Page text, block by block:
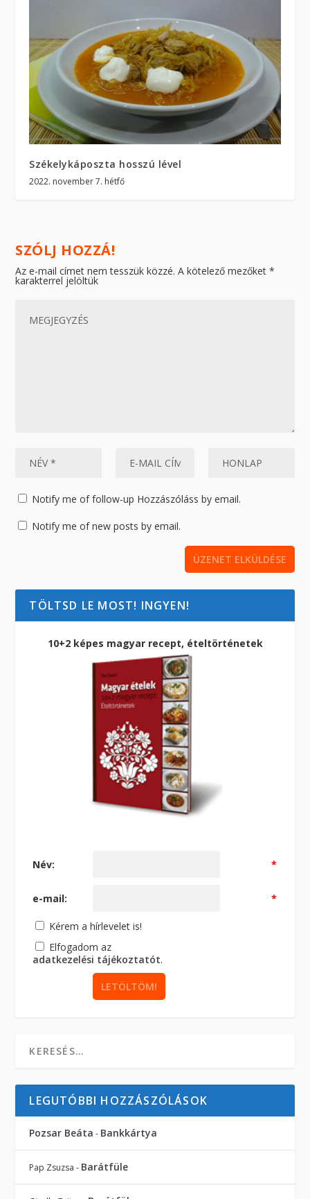
Székelykáposzta hosszú lével
2022. november 7. hétfő
SZÓLJ HOZZÁ!
Az e-mail címet nem tesszük közzé. A kötelező mezőket*
karakterrel jelöltük
Notify me of follow-up Hozzászóláss by email.
Notify me of new posts by email.
TÖLTSD LE MOST! INGYEN!
10+2 képes magyar recept, ételtörténetek
Név: *
e-mail: *
Kérem a hírlevelet is!
Elfogadom az
adatkezelési tájékoztatót.
LEGUTÓBBI HOZZÁSZÓLÁSOK
Pozsar Beáta - Bankkártya
Pap Zsuzsa - Barátfüle